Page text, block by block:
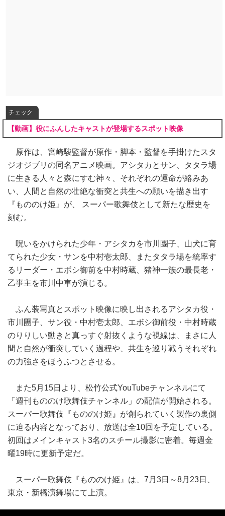
チェック
【動画】役にふんしたキャストが登場するスポット映像
原作は、宮崎駿監督が原作・脚本・監督を手掛けたスタ
ジオジブリの同名アニメ映画。アシタカとサン、タタラ場
に生きる人々と森にすむ神々、それぞれの運命が絡みあ
い、人間と自然の壮絶な衝突と共生への願いを描き出す
『もののけ姫』が、 スーパー歌舞伎として新たな歴史を
刻む。
呪いをかけられた少年・アシタカを市川團子、山犬に育
てられた少女・サンを中村壱太郎、またタタラ場を統率す
るリーダー・エボシ御前を中村時蔵、猪神一族の最長老・
乙事主を市川中車が演じる。
ふん装写真とスポット映像に映し出されるアシタカ役・
市川團子、サン役・中村壱太郎、エボシ御前役・中村時蔵
のりりしい動きと真っすぐ射抜くような視線は、まさに人
間と自然が衝突していく過程や、共生を巡り戦うそれぞれ
の力強さをほうふつとさせる。
また5月15日より、松竹公式YouTubeチャンネルにて
「週刊もののけ歌舞伎チャンネル」の配信が開始される。
スーパー歌舞伎『もののけ姫』が創られていく製作の裏側
に迫る内容となっており、放送は全10回を予定している。
初回はメインキャスト3名のスチール撮影に密着。毎週金
曜19時に更新予定だ。
スーパー歌舞伎『もののけ姫』は、7月3日～8月23日、
東京・新橋演舞場にて上演。